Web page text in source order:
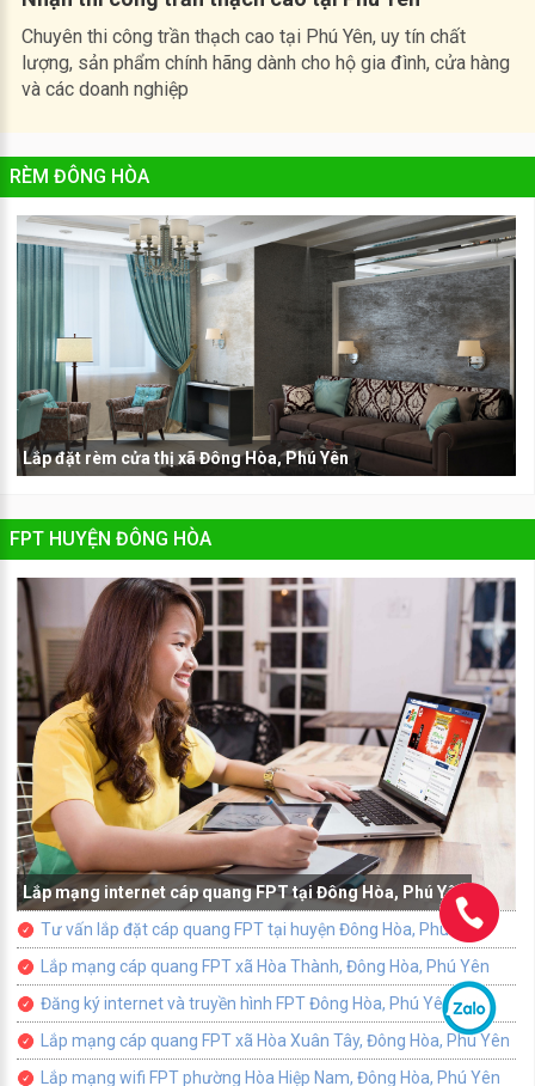
Chuyên thi công trần thạch cao tại Phú Yên, uy tín chất
lượng, sản phẩm chính hãng dành cho hộ gia đình, cửa hàng
và các doanh nghiệp
RÈM ĐÔNG HÒA
Lắp đặt rèm cửa thị xã Đông Hòa, Phú Yên
FPT HUYỆN ĐÔNG HÒA
Lắp mạng internet cáp quang FPT tại Đông Hòa, Phú Yên
Tư vấn lắp đặt cáp quang FPT tại huyện Đông Hòa, Phú Yên
Lắp mạng cáp quang FPT xã Hòa Thành, Đông Hòa, Phú Yên
Đăng ký internet và truyền hình FPT Đông Hòa, Phú Yên
Lắp mạng cáp quang FPT xã Hòa Xuân Tây, Đông Hòa, Phú Yên
Lắp mạng wifi FPT phường Hòa Hiệp Nam, Đông Hòa, Phú Yên